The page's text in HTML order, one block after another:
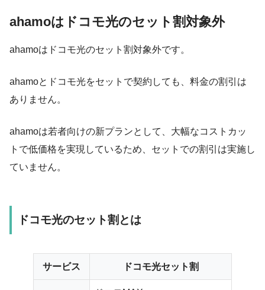
ahamoはドコモ光のセット割対象外
ahamoは ドコモ光のセット割対象外です。
ahamoとドコモ光をセットで契約しても、料金の割引は
ありません。
ahamoは若者向けの新プランとして、大幅なコストカッ
トで低価格を実現しているため、セットでの割引は実施し
ていません。
ドコモ光のセット割とは
サービス ドコモ光セット割